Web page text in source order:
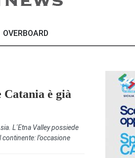
OVERBOARD
Catania è già
L´Etna Valley possiede
l’occasione